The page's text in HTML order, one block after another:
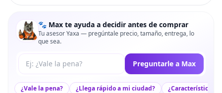
🐾 Max te ayuda a decidir antes de comprar
Tu asesor Yaxa — pregúntale precio, tamaño, entrega, lo
que sea.
Tu pregunta a Max Preguntarle a Max
¿Vale la pena? ¿Llega rápido a mi ciudad? ¿Características